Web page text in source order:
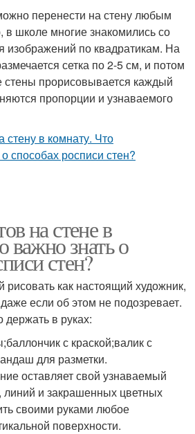
перенести на стену любым
школе многие знакомились со
изображений по квадратикам. На
сетка по 2-5 см, и потом
стены прорисовывается каждый
пропорции и узнаваемого
на стене в
важно знать о
стен?
как настоящий художник,
если об этом не подозревает.
держать в руках:
с краской;валик с
для разметки.
оставляет свой узнаваемый
линий и закрашенных цветных
своими руками любое
поверхности.